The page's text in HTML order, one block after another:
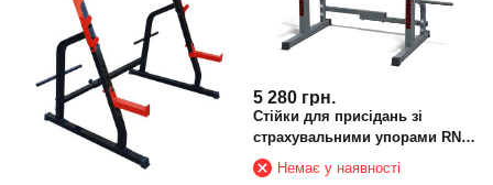
5 280 грн.
Стійки для присідань зі
страхувальними упорами RN
Sport 50S
Немає у наявності